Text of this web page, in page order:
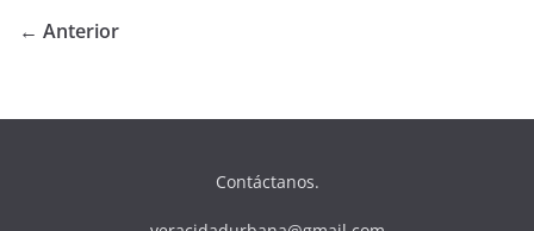
← Anterior
Contáctanos.